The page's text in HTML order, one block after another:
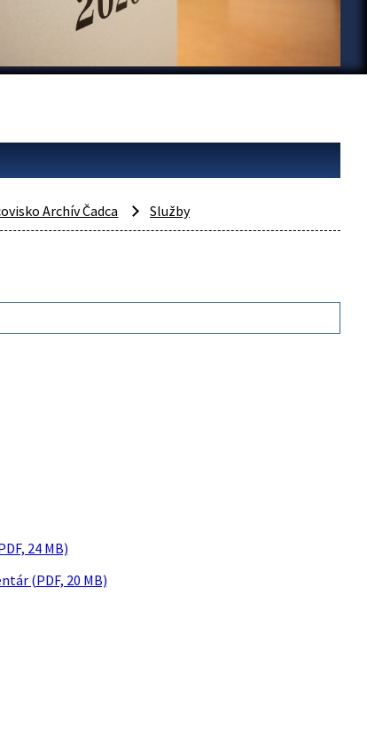
Archív Čadca Služby
24 MB)
(PDF, 20 MB)